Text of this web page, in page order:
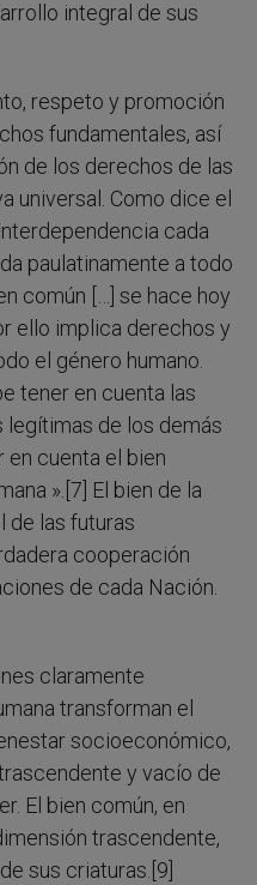
integral de sus
respeto y promoción
fundamentales, así
de los derechos de las
universal. Como dice el
cada
paulatinamente a todo
común […] se hace hoy
ello implica derechos y
el género humano.
tener en cuenta las
de los demás
en cuenta el bien
».[7] El bien de la
de las futuras
cooperación
de cada Nación.
claramente
transforman el
socioeconómico,
y vacío de
El bien común, en
trascendente,
sus criaturas.[9]